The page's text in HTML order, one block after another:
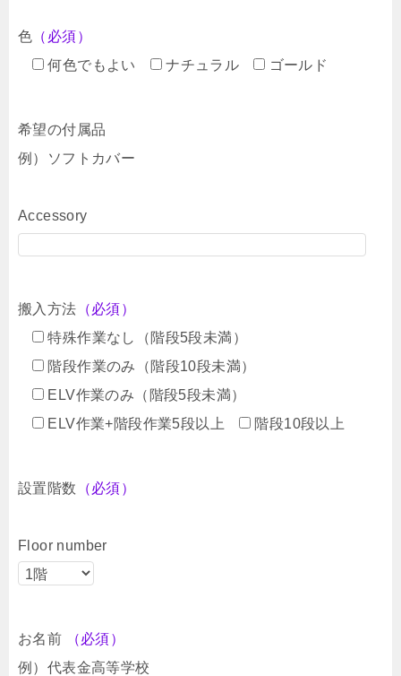
色 （必須）
何色でもよい
ナチュラル ゴールド
希望の付属品
例）ソフトカバー
Accessory
搬入方法 （必須）
特殊作業なし（階段5段未満）
階段作業のみ（階段10段未満）
ELV作業のみ（階段5段未満）
ELV作業+階段作業5段以上
階段10段以上
設置階数 （必須）
Floor number
お名前
（必須）
例）代表金高等学校